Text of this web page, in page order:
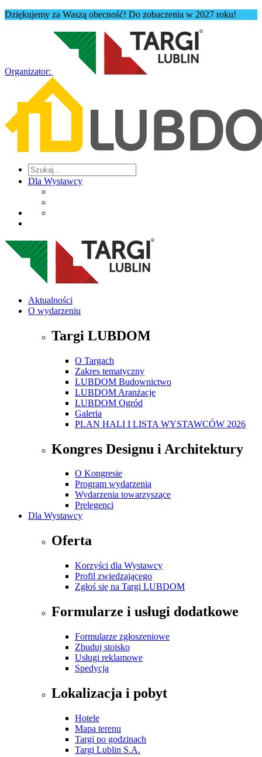
Dziękujemy za Waszą obecność! Do zobaczenia w 2027 roku!
Organizator:
Dla Wystawcy
Aktualności
O wydarzeniu
Targi LUBDOM
O Targach
Zakres tematyczny
LUBDOM Budownictwo
LUBDOM Aranżacje
LUBDOM Ogród
Galeria
PLAN HALI I LISTA WYSTAWCÓW 2026
Kongres Designu i Architektury
O Kongresie
Program wydarzenia
Wydarzenia towarzyszące
Prelegenci
Dla Wystawcy
Oferta
Korzyści dla Wystawcy
Profil zwiedzającego
Zgłoś się na Targi LUBDOM
Formularze i usługi dodatkowe
Formularze zgłoszeniowe
Zbuduj stoisko
Usługi reklamowe
Spedycja
Lokalizacja i pobyt
Hotele
Mapa terenu
Targi po godzinach
Targi Lublin S.A.